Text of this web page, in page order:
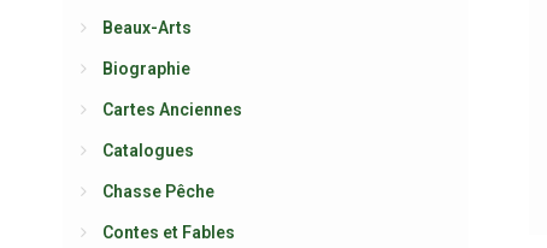
Beaux-Arts
Biographie
Cartes Anciennes
Catalogues
Chasse Pêche
Contes et Fables